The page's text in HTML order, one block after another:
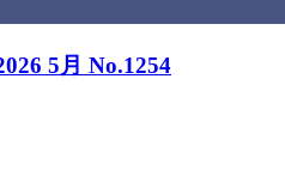
5月 No.1254